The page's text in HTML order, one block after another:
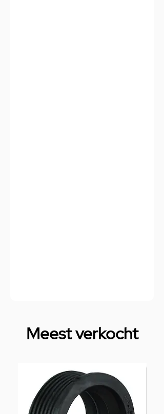
Meest verkocht